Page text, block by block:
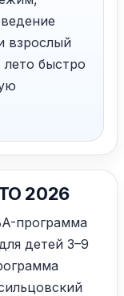
взрослый
лето быстро
2026
программа
детей 3–9